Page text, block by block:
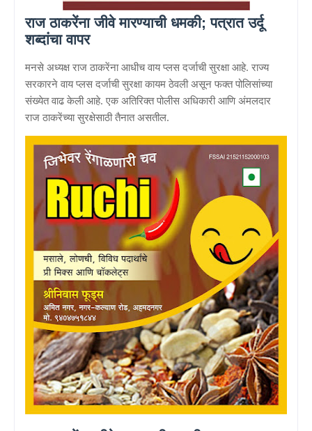
राज ठाकरेंना जीवे मारण्याची धमकी; पत्रात उर्दू
शब्दांचा वापर
मनसे अध्यक्ष राज ठाकरेंना आधीच वाय प्लस दर्जाची सुरक्षा आहे. राज्य
सरकारने वाय प्लस दर्जाची सुरक्षा कायम ठेवली असून फक्त पोलिसांच्या
संख्येत वाढ केली आहे. एक अतिरिक्त पोलीस अधिकारी आणि अंमलदार
राज ठाकरेंच्या सुरक्षेसाठी तैनात असतील.